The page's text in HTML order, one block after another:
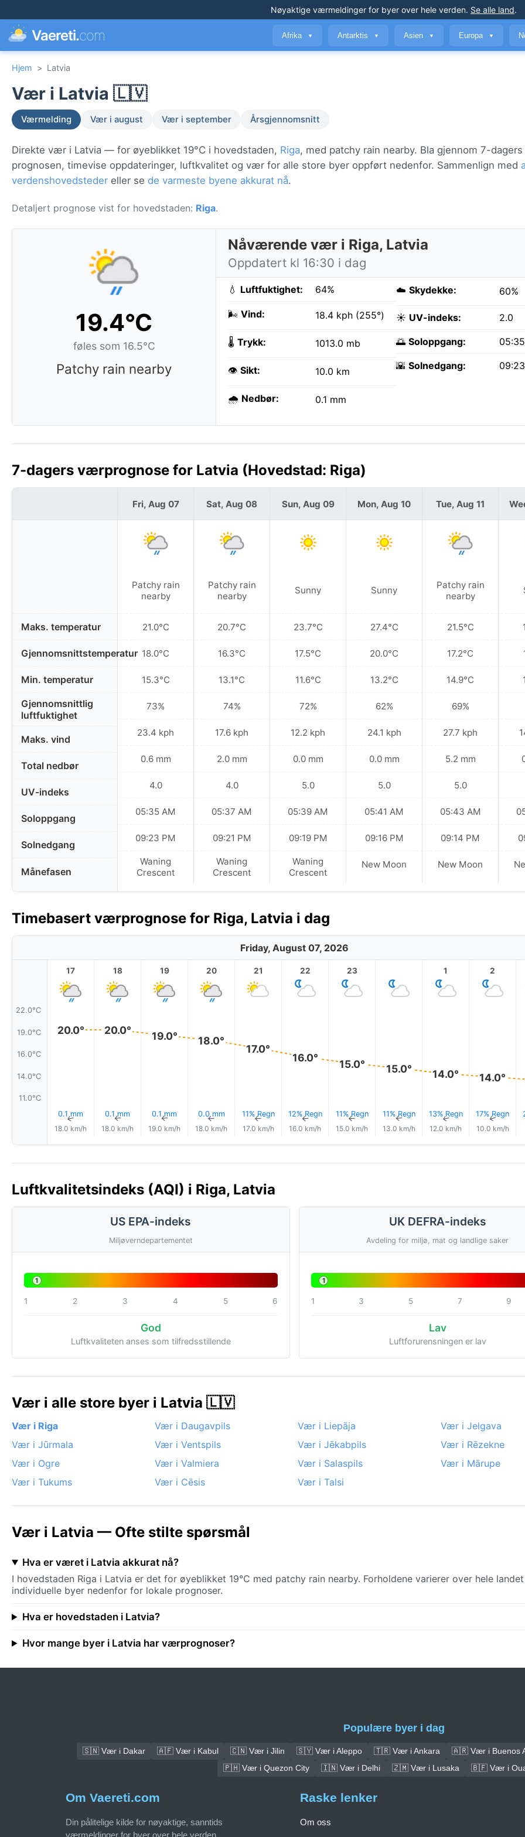
Nøyaktige værmeldinger for byer over hele verden. Se alle land.
Vaereti.com Afrika ▼ Antarktis ▼ Asien ▼ Europa ▼
Hjem > Latvia
Vær i Latvia 🇱🇻
Værmelding Vær i august Vær i september Årsgjennomsnitt
Direkte vær i Latvia — for øyeblikket 19°C i hovedstaden, Riga, med patchy rain nearby. Bla gjennom 7-dagers
prognosen, timevise oppdateringer, luftkvalitet og vær for alle store byer oppført nedenfor. Sammenlign med
verdenshovedsteder eller se de varmeste byene akkurat nå.
Detaljert prognose vist for hovedstaden: Riga.
19.4°C
føles som 16.5°C
Patchy rain nearby
Nåværende vær i Riga, Latvia
Oppdatert kl 16:30 i dag
💧 Luftfuktighet: 64%
🌬️ Vind: 18.4 kph (255°)
🌡️ Trykk: 1013.0 mb
👁️ Sikt: 10.0 km
🌧️ Nedbør: 0.1 mm
☁️ Skydekke: 60%
☀️ UV-indeks: 2.0
🌅 Soloppgang:
🌇 Solnedgang:
7-dagers værprognose for Latvia (Hovedstad: Riga)
Maks. temperatur
Gjennomsnittstemperatur
Min. temperatur
Gjennomsnittlig
luftfuktighet
Maks. vind
Total nedbør
UV-indeks
Soloppgang
Solnedgang
Månefasen
Fri, Aug 07
Patchy rain
nearby
21.0°C
18.0°C
15.3°C
73%
23.4 kph
0.6 mm
4.0
05:35 AM
09:23 PM
Waning
Crescent
Sat, Aug 08
Patchy rain
nearby
20.7°C
16.3°C
13.1°C
74%
17.6 kph
2.0 mm
4.0
05:37 AM
09:21 PM
Waning
Crescent
Sun, Aug 09
Sunny
23.7°C
17.5°C
11.6°C
72%
12.2 kph
0.0 mm
5.0
05:39 AM
09:19 PM
Waning
Crescent
Mon, Aug 10
Sunny
27.4°C
20.0°C
13.2°C
62%
24.1 kph
0.0 mm
5.0
05:41 AM
09:16 PM
New Moon
Tue, Aug 11
Patchy rain
nearby
21.5°C
17.2°C
14.9°C
69%
27.7 kph
5.2 mm
5.0
05:43 AM
09:14 PM
New Moon
Timebasert værprognose for Riga, Latvia i dag
Friday, August 07, 2026
22.0°C
19.0°C
16.0°C
14.0°C
11.0°C
17
20.0°
0.1 mm
↑
18.0 km/h
18
20.0°
0.1 mm
↑
18.0 km/h
19
19.0°
0.1 mm
↑
19.0 km/h
20
18.0°
0.0 mm
↑
18.0 km/h
21
17.0°
11% Regn
↑
17.0 km/h
22
16.0°
12% Regn
↑
16.0 km/h
23
15.0°
11% Regn
↑
15.0 km/h
15.0°
11% Regn
↑
13.0 km/h
1
14.0°
13% Regn
↑
12.0 km/h
2
14.0°
17% Regn
↑
10.0 km/h
Luftkvalitetsindeks (AQI) i Riga, Latvia
US EPA-indeks
Miljøverndepartementet
1
1 2 3 4 5 6
God
Luftkvaliteten anses som tilfredsstillende
UK DEFRA-indeks
Avdeling for miljø, mat og landlige saker
1
1 3 5 7 9
Lav
Luftforurensningen er lav
Vær i alle store byer i Latvia 🇱🇻
Vær i Riga Vær i Daugavpils Vær i Liepāja
Vær i Jelgava
Vær i Jūrmala
Vær i Ventspils Vær i Jēkabpils
Vær i Rēzekne
Vær i Ogre
Vær i Valmiera Vær i Salaspils
Vær i Mārupe
Vær i Tukums
Vær i Cēsis Vær i Talsi
Vær i Latvia — Ofte stilte spørsmål
Hva er været i Latvia akkurat nå?
I hovedstaden Riga i Latvia er det for øyeblikket 19°C med patchy rain nearby. Forholdene varierer over hele
individuelle byer nedenfor for lokale prognoser.
Hva er hovedstaden i Latvia?
Hvor mange byer i Latvia har værprognoser?
Populære byer i dag
🇸🇳 Vær i Dakar 🇦🇫 Vær i Kabul 🇨🇳 Vær i Jilin 🇸🇾 Vær i Aleppo 🇹🇷 Vær i Ankara 🇦🇷 Vær i Buenos
🇵🇭 Vær i Quezon City
🇮🇳 Vær i Delhi 🇿🇲 Vær i Lusaka 🇧🇫 Vær i
Om Vaereti.com
Din pålitelige kilde for nøyaktige, sanntids
værmeldinger for byer over hele verden.
Raske lenker
Om oss